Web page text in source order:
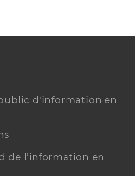
d'information en
de l’information en